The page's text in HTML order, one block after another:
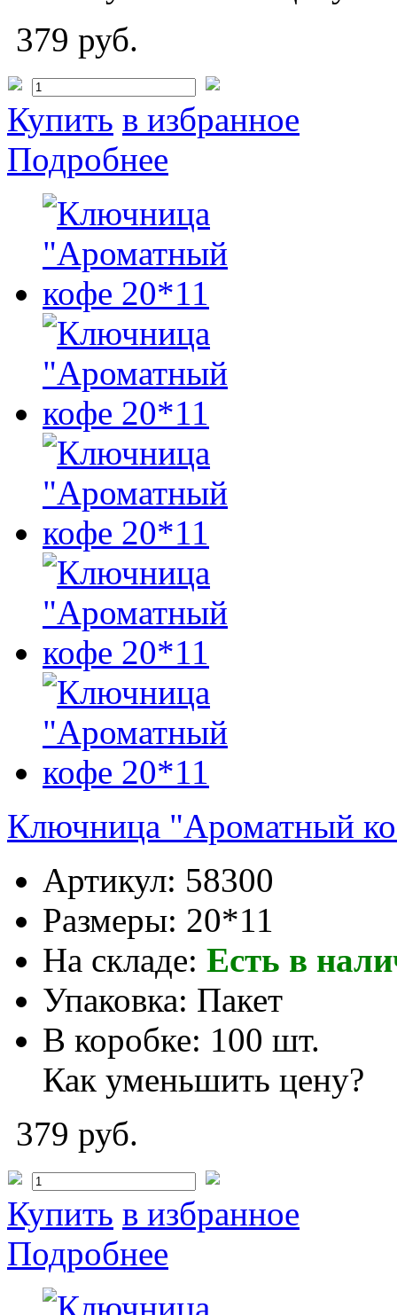
379 руб.
Купить в избранное
Подробнее
Ключница "Ароматный
Артикул: 58300
Размеры: 20*11
На складе: Есть в
Упаковка: Пакет
В коробке: 100 шт.
Как уменьшить цену?
379 руб.
Купить в избранное
Подробнее